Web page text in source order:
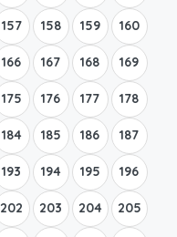
157 158 159 160
166 167 168 169
175 176 177 178
184 185 186 187
193 194 195 196
202 203 204 205